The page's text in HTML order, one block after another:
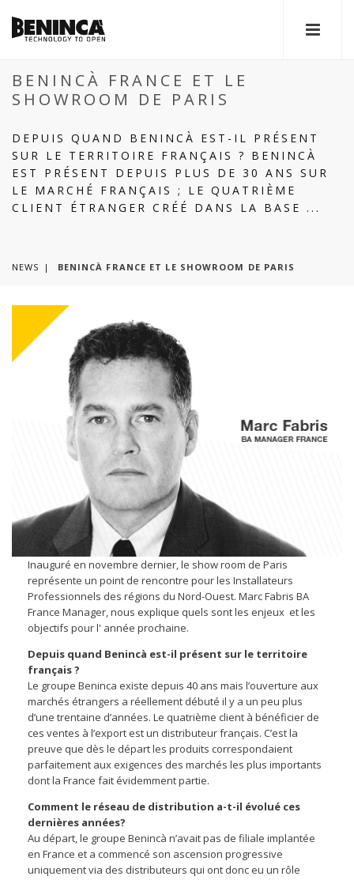
BENINCÀ FRANCE ET LE
SHOWROOM DE PARIS
DEPUIS QUAND BENINCÀ EST-IL PRÉSENT
SUR LE TERRITOIRE FRANÇAIS ? BENINCÀ
EST PRÉSENT DEPUIS PLUS DE 30 ANS SUR
LE MARCHÉ FRANÇAIS ; LE QUATRIÈME
CLIENT ÉTRANGER CRÉÉ DANS LA BASE ...
NEWS BENINCÀ FRANCE ET LE SHOWROOM DE PARIS
Inauguré en novembre dernier, le show room de Paris
représente un point de rencontre pour les Installateurs
Professionnels des régions du Nord-Ouest. Marc Fabris BA
France Manager, nous explique quels sont les enjeux et les
objectifs pour l' année prochaine.
Depuis quand Benincà est-il présent sur le territoire
français ?
Le groupe Beninca existe depuis 40 ans mais l’ouverture aux
marchés étrangers a réellement débuté il y a un peu plus
d’une trentaine d’années. Le quatrième client à bénéficier de
ces ventes à l’export est un distributeur français. C’est la
preuve que dès le départ les produits correspondaient
parfaitement aux exigences des marchés les plus importants
dont la France fait évidemment partie.
Comment le réseau de distribution a-t-il évolué ces
dernières années?
Au départ, le groupe Benincà n’avait pas de filiale implantée
en France et a commencé son ascension progressive
uniquement via des distributeurs qui ont donc eu un rôle